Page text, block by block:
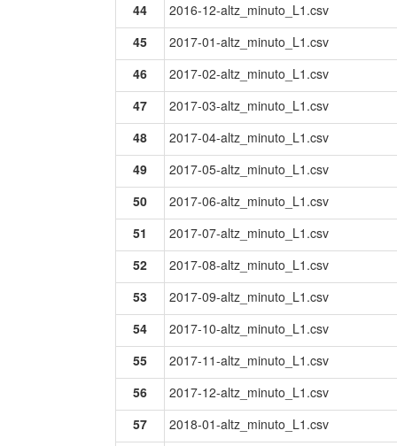
44
2016-12-altz_minuto_L1.csv
45
2017-01-altz_minuto_L1.csv
46
2017-02-altz_minuto_L1.csv
47
2017-03-altz_minuto_L1.csv
48
2017-04-altz_minuto_L1.csv
49
2017-05-altz_minuto_L1.csv
50
2017-06-altz_minuto_L1.csv
51
2017-07-altz_minuto_L1.csv
52
2017-08-altz_minuto_L1.csv
53
2017-09-altz_minuto_L1.csv
54
2017-10-altz_minuto_L1.csv
55
2017-11-altz_minuto_L1.csv
56
2017-12-altz_minuto_L1.csv
57
2018-01-altz_minuto_L1.csv